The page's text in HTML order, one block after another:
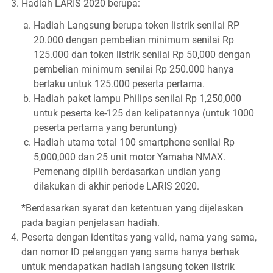
Hadiah LARIS 2020 berupa:
Hadiah Langsung berupa token listrik senilai RP
20.000 dengan pembelian minimum senilai Rp
125.000 dan token listrik senilai Rp 50,000 dengan
pembelian minimum senilai Rp 250.000 hanya
berlaku untuk 125.000 peserta pertama.
Hadiah paket lampu Philips senilai Rp 1,250,000
untuk peserta ke-125 dan kelipatannya (untuk 1000
peserta pertama yang beruntung)
Hadiah utama total 100 smartphone senilai Rp
5,000,000 dan 25 unit motor Yamaha NMAX.
Pemenang dipilih berdasarkan undian yang
dilakukan di akhir periode LARIS 2020.
*Berdasarkan syarat dan ketentuan yang dijelaskan
pada bagian penjelasan hadiah.
Peserta dengan identitas yang valid, nama yang sama,
dan nomor ID pelanggan yang sama hanya berhak
untuk mendapatkan hadiah langsung token listrik